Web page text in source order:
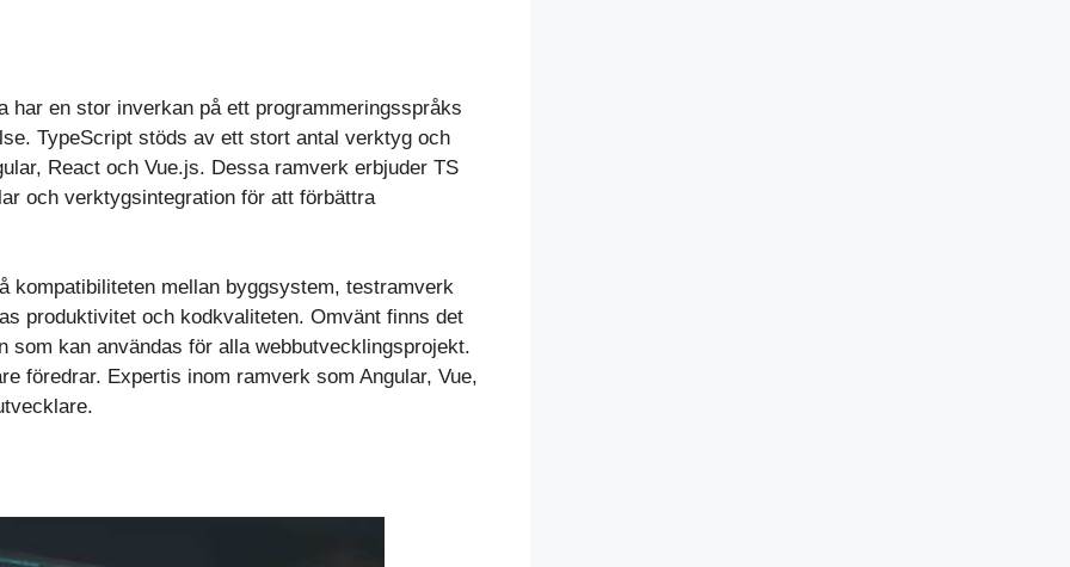
en stor inverkan på ett programmeringsspråks
TypeScript stöds av ett stort antal verktyg och
React och Vue.js. Dessa ramverk erbjuder TS
och verktygsintegration för att förbättra
kompatibiliteten mellan byggsystem, testramverk
produktivitet och kodkvaliteten. Omvänt finns det
kan användas för alla webbutvecklingsprojekt.
föredrar. Expertis inom ramverk som Angular, Vue,